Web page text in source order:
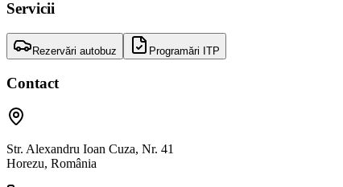
Servicii
Rezervări autobuz Programări ITP
Contact
Str. Alexandru Ioan Cuza, Nr. 41
Horezu, România